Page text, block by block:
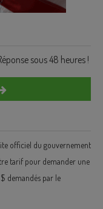
sous 48 heures !
officiel du gouvernement
tarif pour demander une
demandés par le